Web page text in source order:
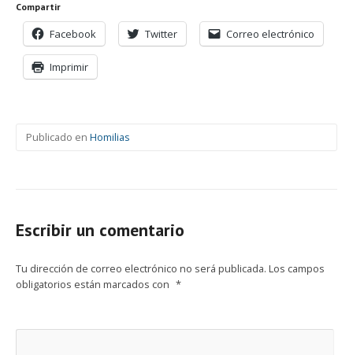
Compartir
Facebook Twitter Correo electrónico
Imprimir
Publicado en Homilias
Escribir un comentario
Tu dirección de correo electrónico no será publicada. Los campos
obligatorios están marcados con *